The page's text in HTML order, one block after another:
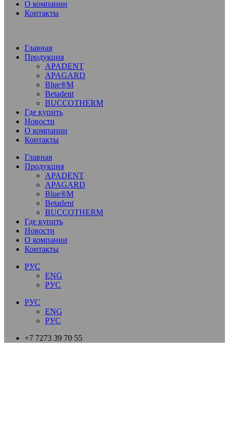
О компании
Контакты
Главная
Продукция
APADENT
APAGARD
Blue®M
Betadent
BUCCOTHERM
Где купить
Новости
О компании
Контакты
Главная
Продукция
APADENT
APAGARD
Blue®M
Betadent
BUCCOTHERM
Где купить
Новости
О компании
Контакты
РУС
ENG
РУС
РУС
ENG
РУС
+7 7273 39 70 55